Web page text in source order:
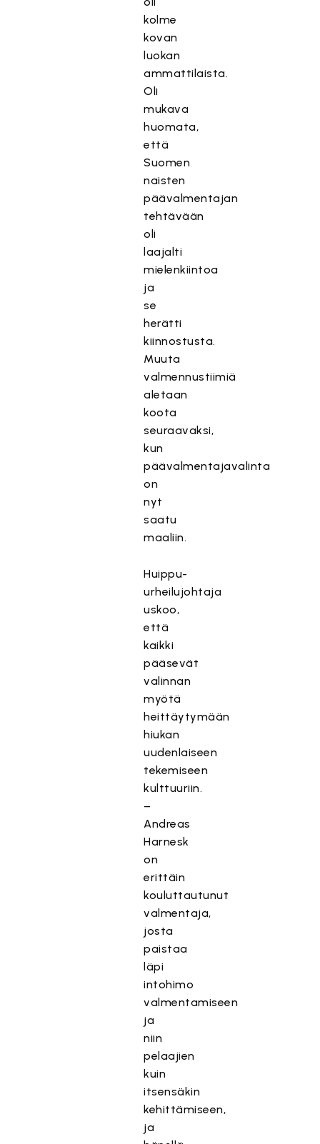
kolme
kovan
luokan
ammattilaista.
Oli
mukava
huomata,
että
Suomen
naisten
päävalmentajan
tehtävään
oli
laajalti
mielenkiintoa
ja
se
herätti
kiinnostusta.
Muuta
valmennustiimiä
aletaan
koota
seuraavaksi,
kun
päävalmentajavalinta
on
nyt
saatu
maaliin.
Huippu-
urheilujohtaja
uskoo,
että
kaikki
pääsevät
valinnan
myötä
heittäytymään
hiukan
uudenlaiseen
tekemiseen
kulttuuriin.
–
Andreas
Harnesk
on
erittäin
kouluttautunut
valmentaja,
josta
paistaa
läpi
intohimo
valmentamiseen
ja
niin
pelaajien
kuin
itsensäkin
kehittämiseen,
ja